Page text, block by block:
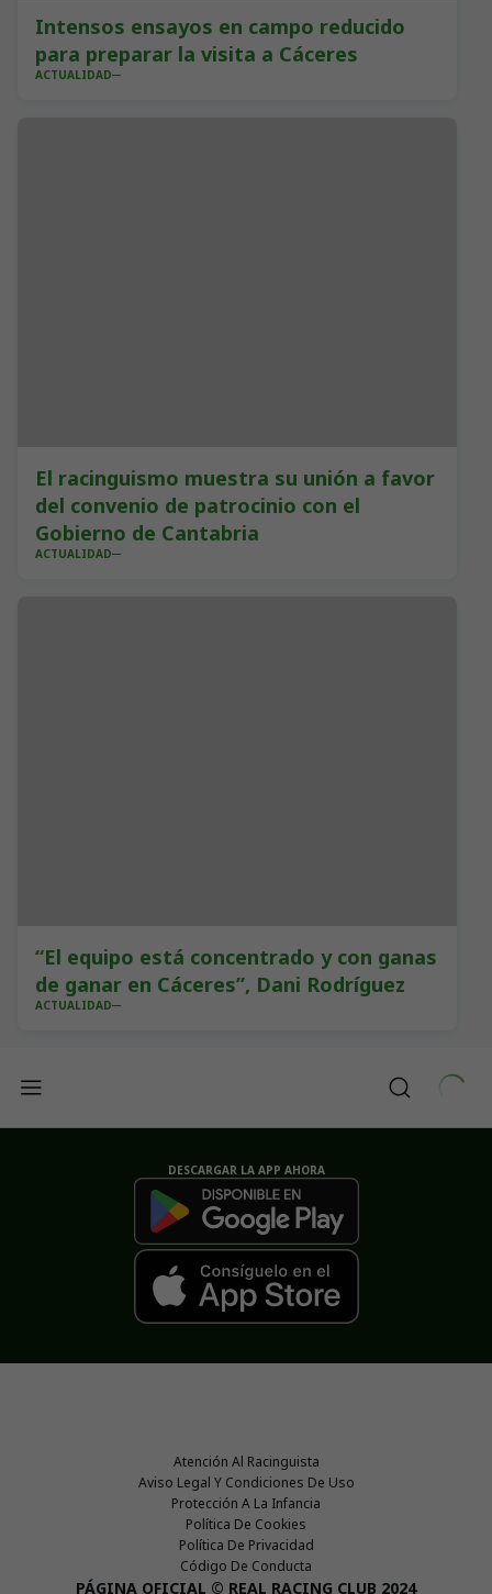
Intensos ensayos en campo reducido
para preparar la visita a Cáceres
ACTUALIDAD
El racinguismo muestra su unión a favor
del convenio de patrocinio con el
Gobierno de Cantabria
ACTUALIDAD
“El equipo está concentrado y con ganas
de ganar en Cáceres”, Dani Rodríguez
ACTUALIDAD
DESCARGAR LA APP AHORA
Atención Al Racinguista
Aviso Legal Y Condiciones De Uso
Protección A La Infancia
Política De Cookies
Política De Privacidad
Código De Conducta
PÁGINA OFICIAL © REAL RACING CLUB 2024